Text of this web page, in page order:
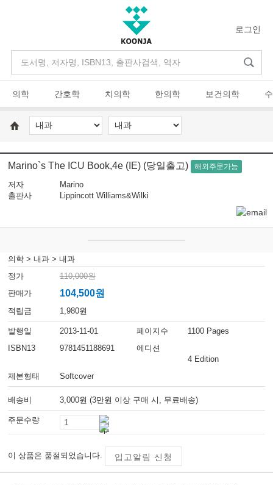
로그인
의학 간호학 치의학 한의학 보건의학
Marino`s The ICU Book,4e (IE) (당일출고) 해외주문가능
저자
Marino
출판사
Lippincott Williams&Wilki
의학 >내과 >내과
정가
110,000원
판매가
104,500원
적립금 1,980원
발행일 2013-11-01 페이지수
1100 Pages
ISBN13
9781451188691
에디션
4 Edition
제본형태
Softcover
배송비 3,000원 (3만원 이상 구매 시, 무료배송)
주문수량
이 상품은 품절되었습니다. 입고알림 신청